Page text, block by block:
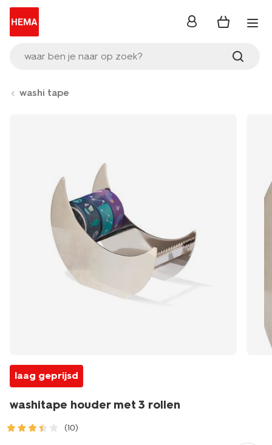
waar ben je naar op zoek?
inloggen
washi tape
laag geprijsd
washitape houder met 3 rollen
(10)